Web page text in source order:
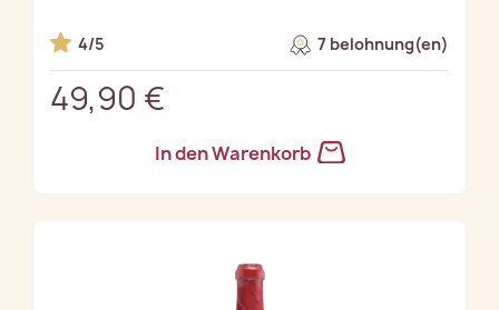
4/5 7 belohnung(en)
49,90 €
In den Warenkorb